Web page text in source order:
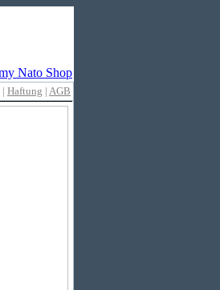
| Haftung | AGB